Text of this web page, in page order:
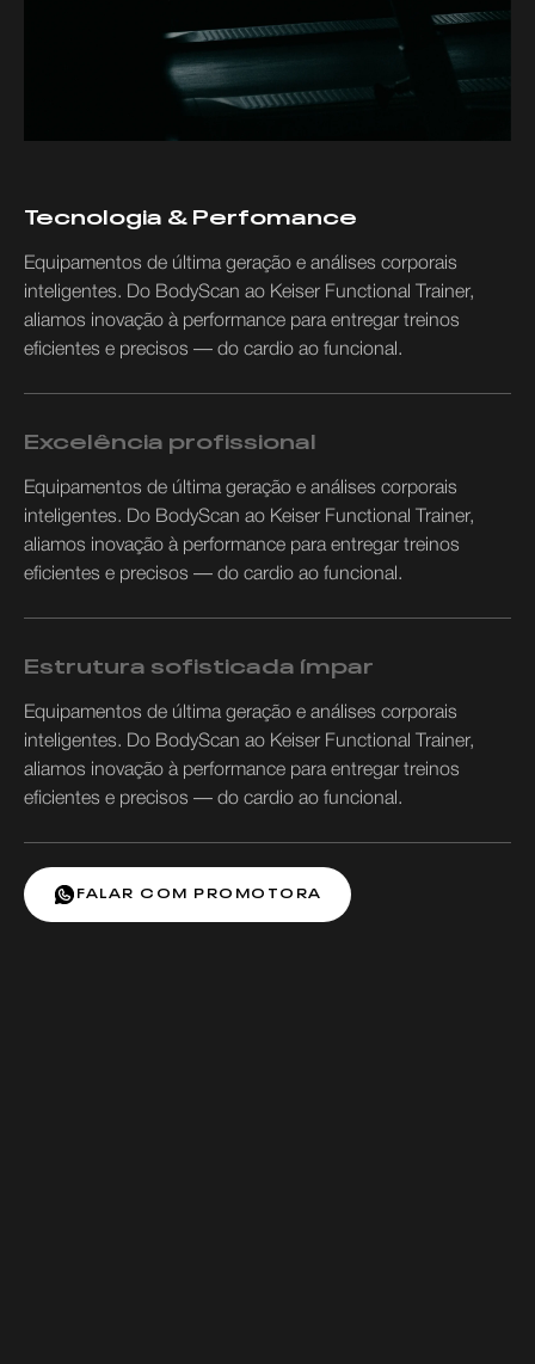
Tecnologia & Perfomance
Equipamentos de última geração e análises corporais
inteligentes. Do BodyScan ao Keiser Functional Trainer,
aliamos inovação à performance para entregar treinos
eficientes e precisos — do cardio ao funcional.
Excelência profissional
Equipamentos de última geração e análises corporais
inteligentes. Do BodyScan ao Keiser Functional Trainer,
aliamos inovação à performance para entregar treinos
eficientes e precisos — do cardio ao funcional.
Estrutura sofisticada ímpar
Equipamentos de última geração e análises corporais
inteligentes. Do BodyScan ao Keiser Functional Trainer,
aliamos inovação à performance para entregar treinos
eficientes e precisos — do cardio ao funcional.
FALAR COM PROMOTORA